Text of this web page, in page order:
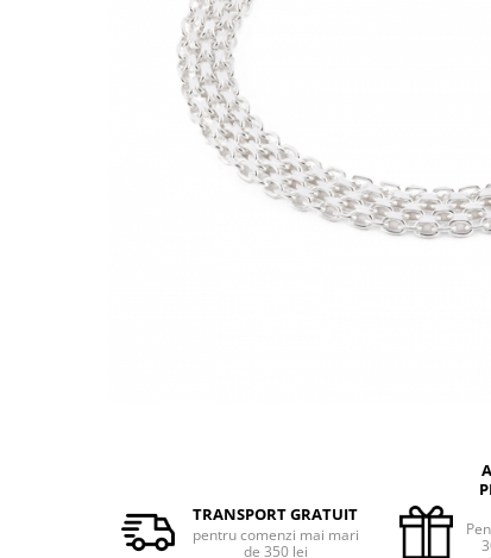
BRATARA TIP ROZARIU
LANTURI TIP ROZARIU
TRANSPORT GRATUIT
pentru comenzi mai mari
de 350 lei